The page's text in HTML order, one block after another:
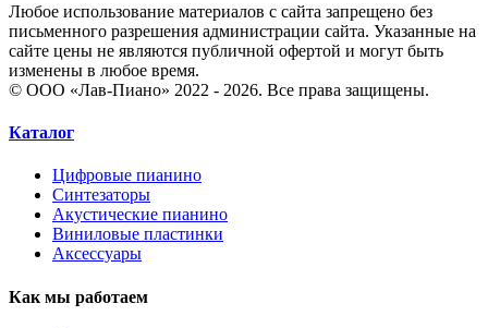
Любое использование материалов с сайта запрещено без
письменного разрешения администрации сайта. Указанные на
сайте цены не являются публичной офертой и могут быть
изменены в любое время.
© ООО «Лав-Пиано» 2022 - 2026. Все права защищены.
Каталог
Цифровые пианино
Синтезаторы
Акустические пианино
Виниловые пластинки
Аксессуары
Как мы работаем